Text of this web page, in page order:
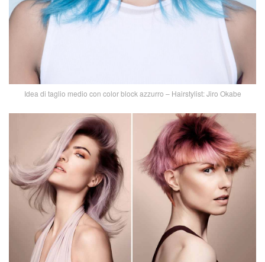
Idea di taglio medio con color block azzurro – Hairstylist: Jiro Okabe